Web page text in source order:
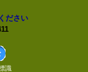
ださい
識